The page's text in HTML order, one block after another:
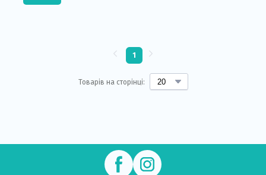
Товарів на сторінці:
1